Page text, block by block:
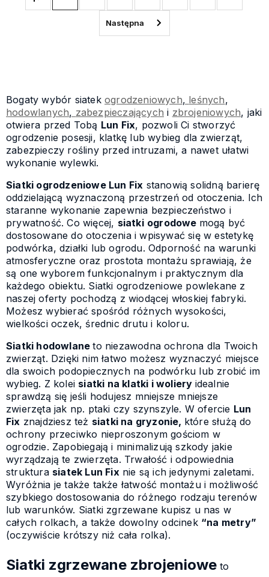
Bogaty wybór siatekogrodzeniowych, leśnych,
hodowlanych, zabezpieczających i zbrojeniowych, jaki
otwiera przed Tobą Lun Fix, pozwoli Ci stworzyć
ogrodzenie posesji, klatkę lub wybieg dla zwierząt,
zabezpieczy rośliny przed intruzami, a nawet ułatwi
wykonanie wylewki.
Siatki ogrodzeniowe Lun Fix stanowią solidną barierę
oddzielającą wyznaczoną przestrzeń od otoczenia. Ich
staranne wykonanie zapewnia bezpieczeństwo i
prywatność. Co więcej, siatki ogrodowe mogą być
dostosowane do otoczenia i wpisywać się w estetykę
podwórka, działki lub ogrodu. Odporność na warunki
atmosferyczne oraz prostota montażu sprawiają, że
są one wyborem funkcjonalnym i praktycznym dla
każdego obiektu. Siatki ogrodzeniowe powlekane z
naszej oferty pochodzą z wiodącej włoskiej fabryki.
Możesz wybierać spośród różnych wysokości,
wielkości oczek, średnic drutu i koloru.
Siatki hodowlaneto niezawodna ochrona dla Twoich
zwierząt. Dzięki nim łatwo możesz wyznaczyć miejsce
dla swoich podopiecznych na podwórku lub zrobić im
wybieg. Z kolei siatki na klatki i woliery idealnie
sprawdzą się jeśli hodujesz mniejsze mniejsze
zwierzęta jak np. ptaki czy szynszyle. W ofercie Lun
Fix znajdziesz też siatki na gryzonie, które służą do
ochrony przeciwko nieproszonym gościom w
ogrodzie. Zapobiegają i minimalizują szkody jakie
wyrządzają te zwierzęta. Trwałość i odpowiednia
struktura siatek Lun Fix nie są ich jedynymi zaletami.
Wyróżnia je także także łatwość montażu i możliwość
szybkiego dostosowania do różnego rodzaju terenów
lub warunków. Siatki zgrzewane kupisz u nas w
całych rolkach, a także dowolny odcinek “na metry”
(oczywiście krótszy niż cała rolka).
Siatki zgrzewane zbrojeniowe to